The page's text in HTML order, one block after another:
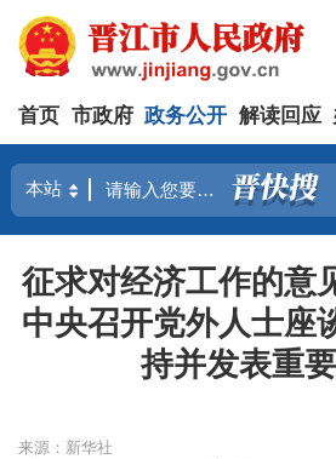
首页 市政府 政务公开 解读回应
征求对经济工作的意
中央召开党外人士座
持并发表重
来源：新华社